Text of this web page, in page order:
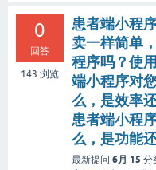
0
回答
143 浏览
患者端小程
卖一样简单
程序吗？使
端小程序对
么，是效率
患者端小程
么，是功能
最新提问 6月 15 分